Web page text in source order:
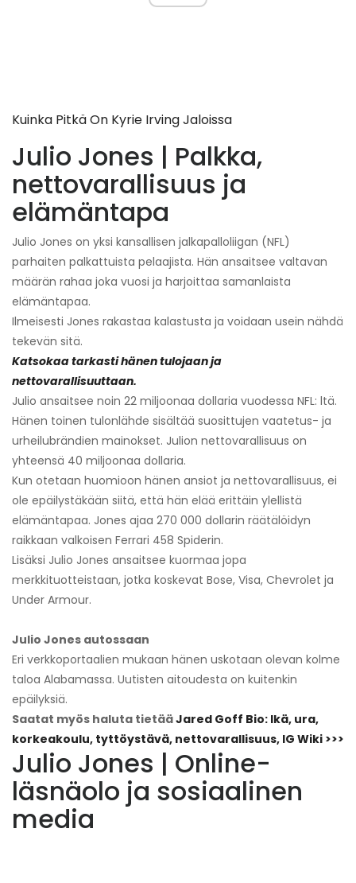
Kuinka Pitkä On Kyrie Irving Jaloissa
Julio Jones | Palkka,
nettovarallisuus ja
elämäntapa
Julio Jones on yksi kansallisen jalkapalloliigan (NFL)
parhaiten palkattuista pelaajista. Hän ansaitsee valtavan
määrän rahaa joka vuosi ja harjoittaa samanlaista
elämäntapaa.
Ilmeisesti Jones rakastaa kalastusta ja voidaan usein nähdä
tekevän sitä.
Katsokaa tarkasti hänen tulojaan ja
nettovarallisuuttaan.
Julio ansaitsee noin 22 miljoonaa dollaria vuodessa NFL: ltä.
Hänen toinen tulonlähde sisältää suosittujen vaatetus- ja
urheilubrändien mainokset. Julion nettovarallisuus on
yhteensä 40 miljoonaa dollaria.
Kun otetaan huomioon hänen ansiot ja nettovarallisuus, ei
ole epäilystäkään siitä, että hän elää erittäin ylellistä
elämäntapaa. Jones ajaa 270 000 dollarin räätälöidyn
raikkaan valkoisen Ferrari 458 Spiderin.
Lisäksi Julio Jones ansaitsee kuormaa jopa
merkkituotteistaan, jotka koskevat Bose, Visa, Chevrolet ja
Under Armour.
Julio Jones autossaan
Eri verkkoportaalien mukaan hänen uskotaan olevan kolme
taloa Alabamassa. Uutisten aitoudesta on kuitenkin
epäilyksiä.
Saatat myös haluta tietääJared Goff Bio: Ikä, ura,
korkeakoulu, tyttöystävä, nettovarallisuus, IG Wiki >>>
Julio Jones | Online-
läsnäolo ja sosiaalinen
media